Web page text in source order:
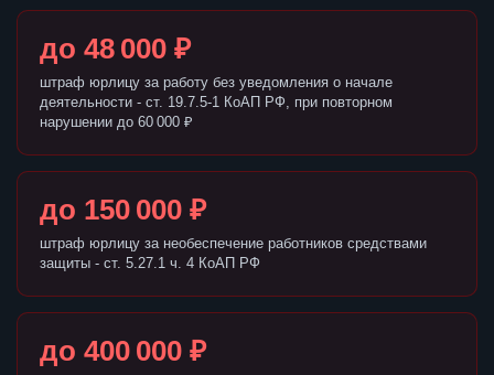
до 48 000 ₽
штраф юрлицу за работу без уведомления о начале
деятельности - ст. 19.7.5-1 КоАП РФ, при повторном
нарушении до 60 000 ₽
до 150 000 ₽
штраф юрлицу за необеспечение работников средствами
защиты - ст. 5.27.1 ч. 4 КоАП РФ
до 400 000 ₽